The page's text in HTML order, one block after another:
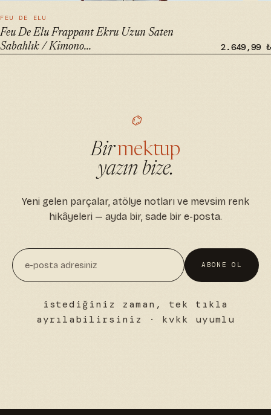
FEU DE ELU
Feu De Elu Frappant Ekru Uzun Saten
Sabahlık / Kimono...
2.649,99 ₺
⌬
Birmektup
yazın bize.
Yeni gelen parçalar, atölye notları ve mevsim renk
hikâyeleri — ayda bir, sade bir e-posta.
ABONE OL
istediğiniz zaman, tek tıkla
ayrılabilirsiniz · kvkk uyumlu